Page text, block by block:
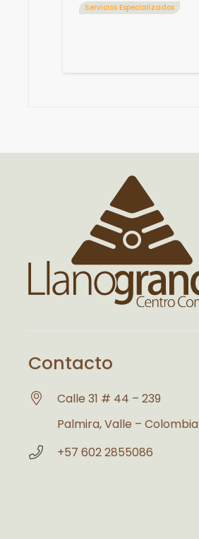
Servicios Especializados
Contacto
Calle 31 # 44 – 239
Palmira, Valle – Colombia
+57 602 2855086